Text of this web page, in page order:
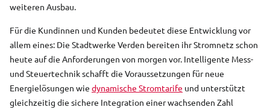
weiteren Ausbau.
Für die Kundinnen und Kunden bedeutet diese Entwicklung vor
allem eines: Die Stadtwerke Verden bereiten ihr Stromnetz schon
heute auf die Anforderungen von morgen vor. Intelligente Mess-
und Steuertechnik schafft die Voraussetzungen für neue
Energielösungen wie dynamische Stromtarife und unterstützt
gleichzeitig die sichere Integration einer wachsenden Zahl